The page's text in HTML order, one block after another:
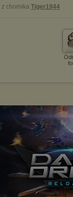
z chomika Tiger1944